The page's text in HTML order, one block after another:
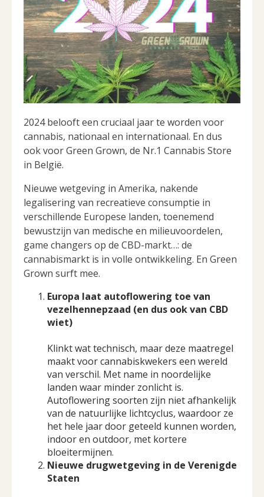
2024 belooft een cruciaal jaar te worden voor
cannabis, nationaal en internationaal. En dus
ook voor Green Grown, de Nr.1 Cannabis Store
in België.
Nieuwe wetgeving in Amerika, nakende
legalisering van recreatieve consumptie in
verschillende Europese landen, toenemend
bewustzijn van medische en milieuvoordelen,
game changers op de CBD-markt…: de
cannabismarkt is in volle ontwikkeling. En Green
Grown surft mee.
Europa laat autoflowering toe van
vezelhennepzaad (en dus ook van CBD
wiet)
Klinkt wat technisch, maar deze maatregel
maakt voor cannabiskwekers een wereld
van verschil. Met name in noordelijke
landen waar minder zonlicht is.
Autoflowering soorten zijn niet afhankelijk
van de natuurlijke lichtcyclus, waardoor ze
het hele jaar door geteeld kunnen worden,
indoor en outdoor, met kortere
bloeitermijnen.
Nieuwe drugwetgeving in de Verenigde
Staten